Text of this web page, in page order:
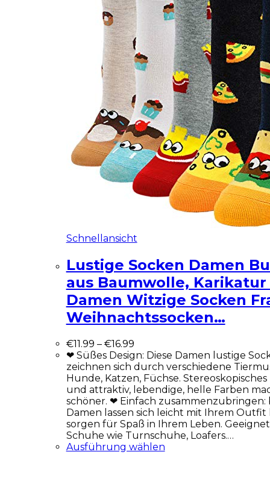
Schnellansicht
Lustige Socken Damen
aus Baumwolle, Karikatur
Damen Witzige Socken
Weihnachtssocken…
€11.99 – €16.99
❤ Süßes Design: Diese Damen lustige
zeichnen sich durch verschiedene
Hunde, Katzen, Füchse. Stereoskopisches
und attraktiv, lebendige, helle Farben
schöner. ❤ Einfach
Damen lassen sich leicht mit Ihrem
sorgen für Spaß in Ihrem Leben.
Schuhe wie Turnschuhe, Loafers.…
Ausführung wählen